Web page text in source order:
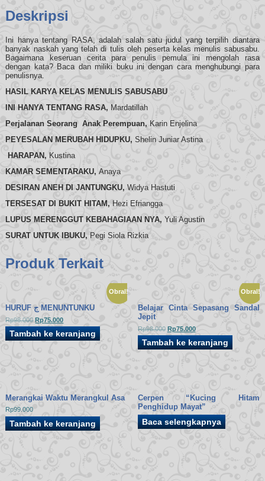
Deskripsi
Ini hanya tentang RASA, adalah salah satu judul yang terpilih diantara
banyak naskah yang telah di tulis oleh peserta kelas menulis sabusabu.
Bagaimana keseruan cerita para penulis pemula ini mengolah rasa
dengan kata? Baca dan miliki buku ini dengan cara menghubungi para
penulisnya.
HASIL KARYA KELAS MENULIS SABUSABU
INI HANYA TENTANG RASA, Mardatillah
Perjalanan Seorang Anak Perempuan, Karin Enjelina
PEYESALAN MERUBAH HIDUPKU,Shelin Juniar Astina
HARAPAN, Kustina
KAMAR SEMENTARAKU,Anaya
DESIRAN ANEH DI JANTUNGKU,Widya Hastuti
TERSESAT DI BUKIT HITAM, Hezi Efriangga
LUPUS MERENGGUT KEBAHAGIAAN NYA,Yuli Agustin
SURAT UNTUK IBUKU, Pegi Siola Rizkia
Produk Terkait
Obral!
HURUF ﺝ MENUNTUNKU
Rp98.000 Harga
aslinya
adalah:
Rp98.000.
Rp75.000Harga
saat
ini
adalah:
Tambah ke keranjang
Obral!
Belajar Cinta Sepasang Sandal
Jepit
Rp98.000 Harga
aslinya
adalah:
Rp98.000.
Rp75.000Harga
saat
ini
adalah:
Tambah ke keranjang
Merangkai Waktu Merangkul Asa
Rp99.000
Tambah ke keranjang
Cerpen “Kucing Hitam
Penghidup Mayat”
Baca selengkapnya